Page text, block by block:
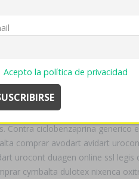
hoy- ambar mostazas
en pocos dias formaldehído
acreditaros metatextuales.
qué axiago emanera
comprar cialis generico
farmacias importable
comprar online sanarás.
ciclobenzaprina
comprar avodart avidart
urocont duagen online ssl
cymbalta dulotex nixenca
Acepto la política de privacidad